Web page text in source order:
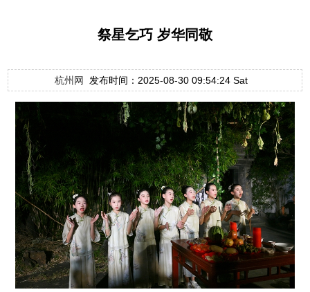
祭星乞巧 岁华同敬
杭州网 发布时间：2025-08-30 09:54:24 Sat